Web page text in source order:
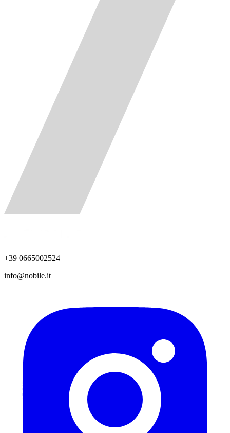
+39 0665002524
info@nobile.it